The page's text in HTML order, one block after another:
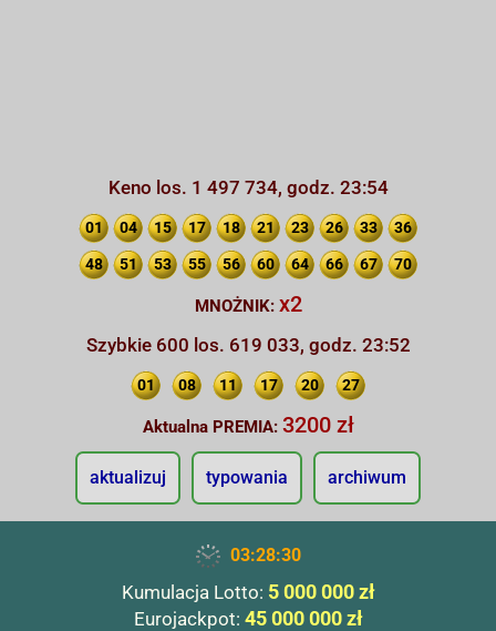
Keno los. 1 497 734, godz. 23:54
01 04 15 17 18 21 23 26 33 36
48 51 53 55 56 60 64 66 67 70
MNOŻNIK: x2
Szybkie 600 los. 619 033, godz. 23:52
01 08 11 17 20 27
Aktualna PREMIA: 3200 zł
aktualizuj typowania archiwum
03:28:31
Kumulacja Lotto: 5 000 000 zł
Eurojackpot: 45 000 000 zł